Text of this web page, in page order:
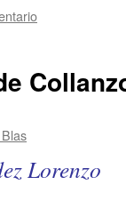
Lorenzo